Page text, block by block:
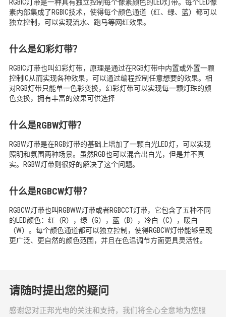
RGBIC灯带是一种具有独立控制每个像素颜色的LED灯带。每个LED像
素内部集成了RGBIC技术，使得每个颜色通道（红、绿、蓝）都可以
独立控制，可以实现流水、跑马等网红效果。
什么是幻彩灯带？
RGBIC灯带也叫幻彩灯带，原理是通过在RGB灯带中内置或外置一颗
控制IC从而实现各种效果，可以通过编程控制任意想要的效果。相
对RGB灯带只能单一色彩变换，幻彩灯带可以实现每一颗灯珠的颜
色变换，拥有丰富的效果可供选择
什么是RGBW灯带？
RGBW灯带是在RGB灯带的基础上增加了一颗白光LED灯，可以实现
照明和氛围两种场景。虽然RGB也可以混合出白光，但是并不真
实。RGBW灯带则很好的解决了这个问题。
什么是RGBCW灯带？
RGBCW灯带也叫RGBWW灯带或者RGBCCT灯带，它包含了五种不同
的LED颜色：红（R），绿（G），蓝（B），冷白（C），暖白
（W）。每个颜色通道都可以独立控制，使得RGBCW灯带能够呈现
更广泛、更自然的颜色范围，并且在色温调节方面更具灵活性。
请随时提出您的疑问
感谢您对正邦光电的关注和支持，我们将全心全意地为您服